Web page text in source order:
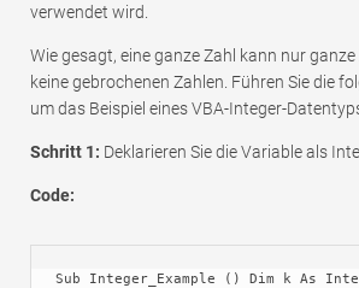
verwendet wird.
Wie gesagt, eine ganze Zahl kann nur
keine gebrochenen Zahlen. Führen Sie die
um das Beispiel eines VBA-Integer-
Schritt 1: Deklarieren Sie die Variable als
Code:
Sub Integer_Example () Dim k As